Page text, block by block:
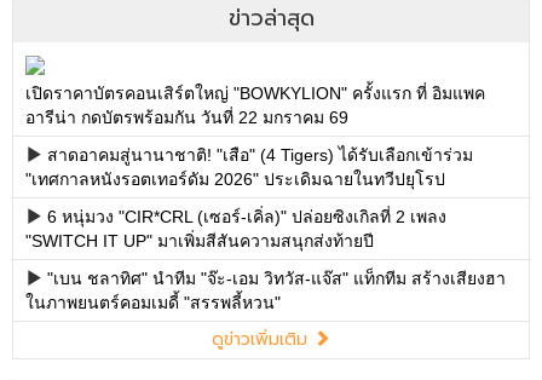
ข่าวล่าสุด
เปิดราคาบัตรคอนเสิร์ตใหญ่ "BOWKYLION" ครั้งแรก ที่ อิมแพค
อารีน่า กดบัตรพร้อมกัน วันที่ 22 มกราคม 69
สาดอาคมสู่นานาชาติ! "เสือ" (4 Tigers) ได้รับเลือกเข้าร่วม
"เทศกาลหนังรอตเทอร์ดัม 2026" ประเดิมฉายในทวีปยุโรป
6 หนุ่มวง "CIR*CRL (เซอร์-เคิ่ล)" ปล่อยซิงเกิลที่ 2 เพลง
"SWITCH IT UP" มาเพิ่มสีสันความสนุกส่งท้ายปี
"เบน ชลาทิศ" นำทีม "จ๊ะ-เอม วิทวัส-แจ๊ส" แท็กทีม สร้างเสียงฮา
ในภาพยนตร์คอมเมดี้ "สรรพลี้หวน"
ดูข่าวเพิ่มเติม